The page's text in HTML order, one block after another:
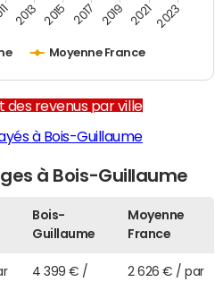
Moyenne France
2013 2015 2017 2019 2021 2023
des revenus par ville
à Bois-Guillaume
à Bois-Guillaume
Bois-
Guillaume
Moyenne
France
4 399 € /
2 626 € / par